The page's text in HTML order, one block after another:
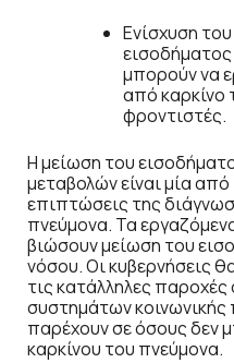
Ενίσχυση
μπορούν να
από καρκίνο
φροντιστές.
Η μείωση του
μεταβολών είναι μία από
επιπτώσεις της
πνεύμονα. Τα
βιώσουν μείωση του
νόσου. Οι κυβερνήσεις
τις κατάλληλες
συστημάτων κοινωνικής
παρέχουν σε όσους δεν
καρκίνου του πνεύμονα.